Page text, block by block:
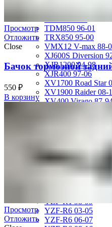
TDM850 96-01
TRX850 95-00
VMX12 V-max 88-
XJ600S Diversion
XJR1200 94-98
XJR400 97-06
XV1700 Road Star
XV1900 Raider 08-
XV400 Virago 87-
XVZ1300 Royal
YZF-R1 02-03
YZF-R1 04-06
YZF-R1 07-08
YZF-R1 98-99
YZF-R6 03-05
YZF-R6 06-07
Просмотр
Отложить
Close
Бачок тормозной
550 ₽
В корзину
Просмотр
Отложить